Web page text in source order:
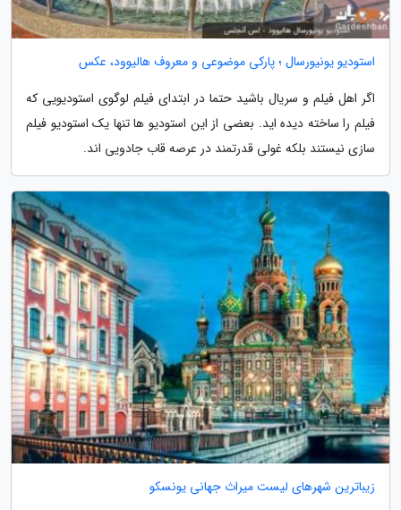
استودیو یونیورسال ؛ پارکی موضوعی و معروف هالیوود، عکس
اگر اهل فیلم و سریال باشید حتما در ابتدای فیلم لوگوی استودیویی که
فیلم را ساخته دیده اید. بعضی از این استودیو ها تنها یک استودیو فیلم
سازی نیستند بلکه غولی قدرتمند در عرصه قاب جادویی اند.
زیباترین شهرهای لیست میراث جهانی یونسکو